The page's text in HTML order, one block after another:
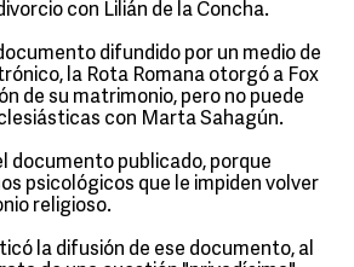
con Lilián de la Concha.
difundido por un medio de
la Rota Romana otorgó a Fox
de su matrimonio, pero no puede
con Marta Sahagún.
documento publicado, porque
psicológicos que le impiden volver
religioso.
la difusión de ese documento, al